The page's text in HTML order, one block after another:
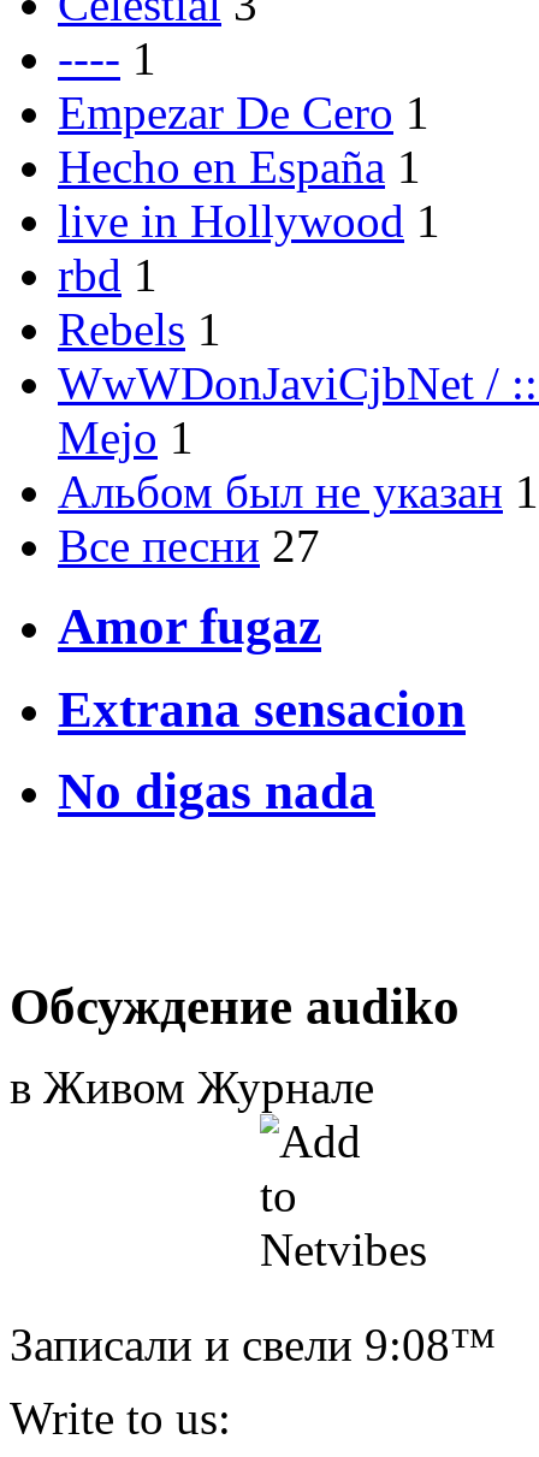
---- 1
Empezar De Cero 1
Hecho en España 1
live in Hollywood 1
rbd 1
Rebels 1
WwWDonJaviCjbNet /
Mejo 1
Альбом был не указан
Все песни 27
Amor fugaz
Extrana sensacion
No digas nada
Обсуждение audiko
в Живом Журнале
Записали и свели 9:08™
Write to us: